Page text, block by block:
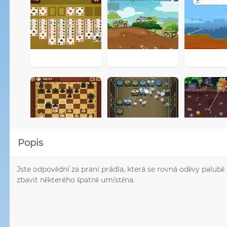
Popis
Jste odpovědní za praní prádla, která se rovná oděvy
zbavit některého špatně umístěna.